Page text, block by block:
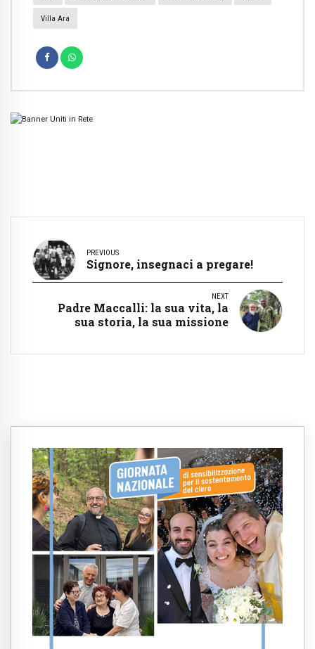
Villa Ara
PREVIOUS
Signore, insegnaci a pregare!
NEXT
Padre Maccalli: la sua vita, la
sua storia, la sua missione